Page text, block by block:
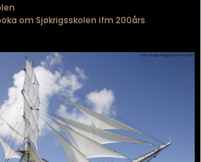
om Sjøkrigsskolen ifm 200års